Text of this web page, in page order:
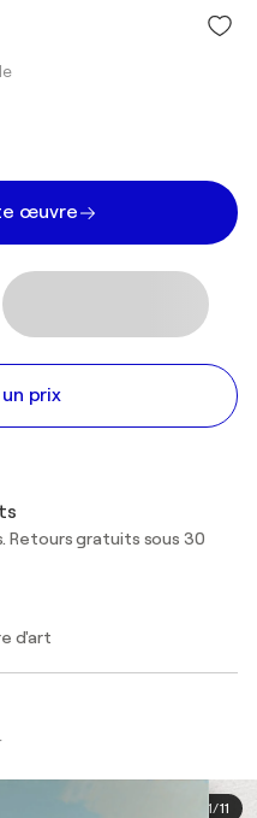
œuvre
prix
Retours gratuits sous 30
d'art
1/11